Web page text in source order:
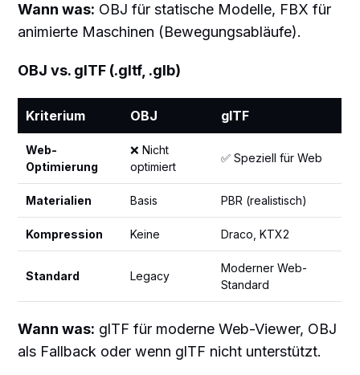
Wann was: OBJ für statische Modelle, FBX für
animierte Maschinen (Bewegungsabläufe).
OBJ vs. glTF (.gltf, .glb)
Kriterium OBJ glTF
Web-
Optimierung
❌ Nicht
optimiert
✅ Speziell für Web
Materialien Basis PBR (realistisch)
Kompression Keine Draco, KTX2
Standard Legacy
Moderner Web-
Standard
Wann was: glTF für moderne Web-Viewer, OBJ
als Fallback oder wenn glTF nicht unterstützt.